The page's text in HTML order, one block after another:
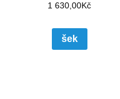
1 630,00Kč
šek